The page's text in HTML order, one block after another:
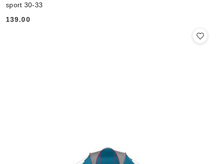
sport 30-33
Cena:
139.00